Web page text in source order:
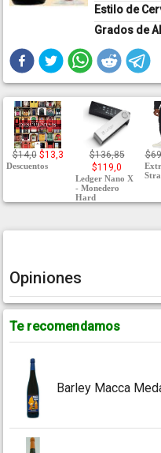
Estilo de
Grados de
$14,0 $13,3
Descuentos
$136,85
$119,0
Ledger Nano X
- Monedero
Hard
Opiniones
Te recomendamos
Barley Macca